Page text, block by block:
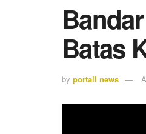
Batas
by portall news